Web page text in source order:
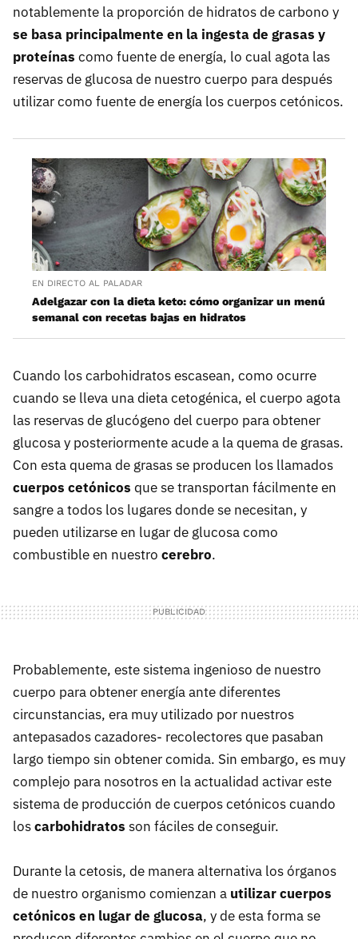
notablemente la proporción de hidratos de carbono y
se basa principalmente en la ingesta de grasas y
proteínas como fuente de energía, lo cual agota las
reservas de glucosa de nuestro cuerpo para después
utilizar como fuente de energía los cuerpos cetónicos.
EN DIRECTO AL PALADAR
Adelgazar con la dieta keto: cómo organizar un menú
semanal con recetas bajas en hidratos
Cuando los carbohidratos escasean, como ocurre
cuando se lleva una dieta cetogénica, el cuerpo agota
las reservas de glucógeno del cuerpo para obtener
glucosa y posteriormente acude a la quema de grasas.
Con esta quema de grasas se producen los llamados
cuerpos cetónicos que se transportan fácilmente en
sangre a todos los lugares donde se necesitan, y
pueden utilizarse en lugar de glucosa como
combustible en nuestro cerebro.
Probablemente, este sistema ingenioso de nuestro
cuerpo para obtener energía ante diferentes
circunstancias, era muy utilizado por nuestros
antepasados cazadores- recolectores que pasaban
largo tiempo sin obtener comida. Sin embargo, es muy
complejo para nosotros en la actualidad activar este
sistema de producción de cuerpos cetónicos cuando
loscarbohidratos son fáciles de conseguir.
Durante la cetosis, de manera alternativa los órganos
de nuestro organismo comienzan a utilizar cuerpos
cetónicos en lugar de glucosa, y de esta forma se